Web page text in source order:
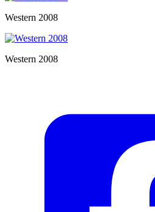
Western 2008
Western 2008